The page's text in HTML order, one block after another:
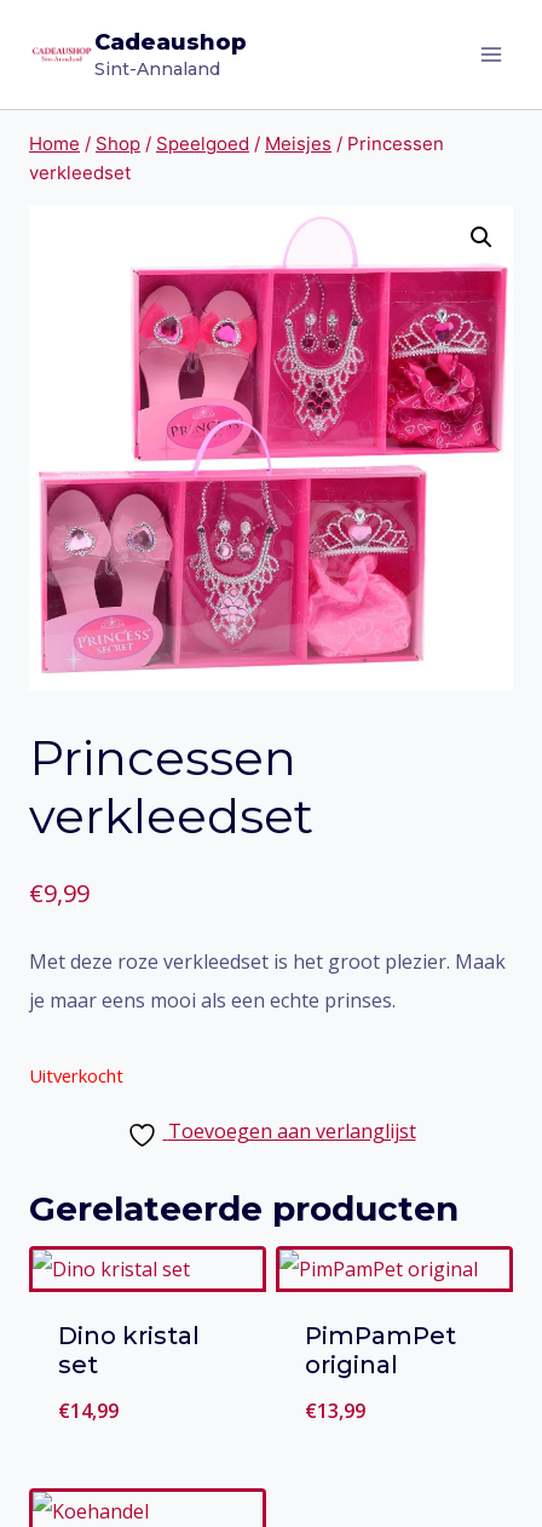
naar
Cadeaushop
Sint-Annaland
Home / Shop / Speelgoed / Meisjes / Princessen
verkleedset
Princessen
verkleedset
€9,99
Met deze roze verkleedset is het groot plezier. Maak
je maar eens mooi als een echte prinses.
Uitverkocht
Toevoegen aan verlanglijst
Gerelateerde producten
Dino kristal
set
€14,99
aan verlanglijst
PimPamPet
original
€13,99